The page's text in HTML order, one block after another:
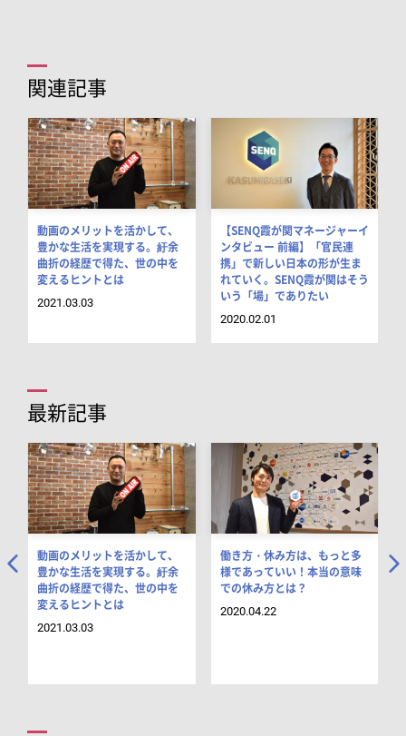
関連記事
動画のメリットを活かして、
豊かな生活を実現する。紆余
曲折の経歴で得た、世の中を
変えるヒントとは
2021.03.03
【SENQ霞が関マネージャーイ
ンタビュー 前編】「官民連
携」で新しい日本の形が生ま
れていく。SENQ霞が関はそう
いう「場」でありたい
2020.02.01
最新記事
動画のメリットを活かして、
豊かな生活を実現する。紆余
曲折の経歴で得た、世の中を
変えるヒントとは
2021.03.03
働き方・休み方は、もっと多
様であっていい！本当の意味
での休み方とは？
2020.04.22